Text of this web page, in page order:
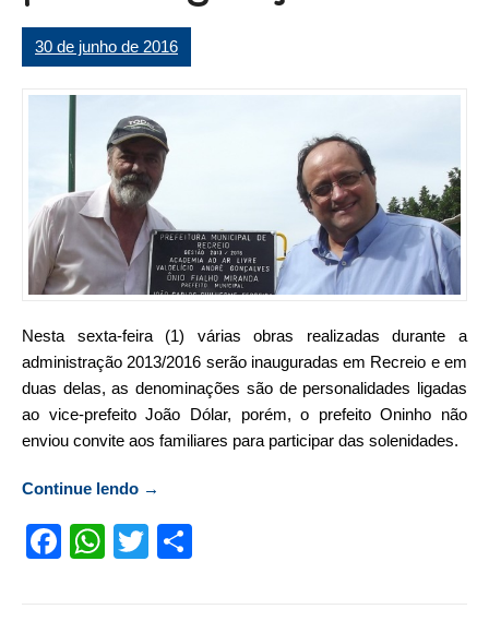
30 de junho de 2016
Nesta sexta-feira (1) várias obras realizadas durante a
administração 2013/2016 serão inauguradas em Recreio e em
duas delas, as denominações são de personalidades ligadas
ao vice-prefeito João Dólar, porém, o prefeito Oninho não
enviou convite aos familiares para participar das solenidades.
Continue lendo “Prefeito não convida família do vice-prefeito
→
Facebook
WhatsApp
Twitter